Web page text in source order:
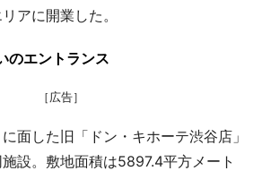
アに開業した。
のエントランス
［広告］
面した旧「ドン・キホーテ渋谷店」
設。敷地面積は5897.4平方メート